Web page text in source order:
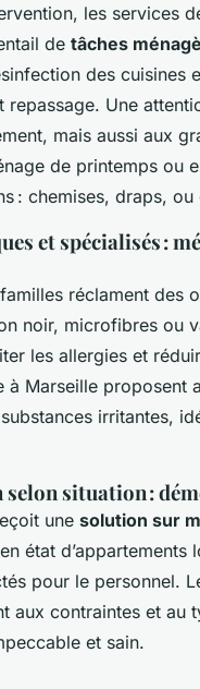
les services
de tâches
des cuisines
repassage. Une
mais aussi aux
de printemps ou
: chemises, draps,
et spécialisés :
réclament des
noir, microfibres ou
les allergies et
à Marseille proposent
irritantes,
situation :
une solution sur
état
pour le personnel.
aux contraintes et au
et sain.